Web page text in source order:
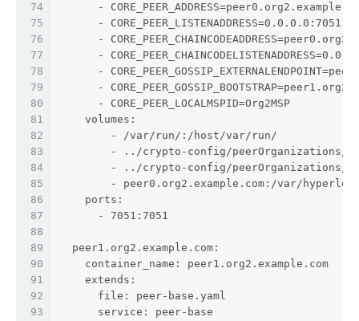
74
75
76
77
78
79
80
81
82
83
84
85
86
87
88
89
90
91
92
93
-
      - CORE_PEER_LISTENADDRESS=0.0.0.0:7051
-
-
-
-
      - CORE_PEER_LOCALMSPID=Org2MSP
    volumes:
        - /var/run/:/host/var/run/
- ../crypto-config/peerOrganizations/
- ../crypto-config/peerOrganizations/
- peer0.org2.example.com:/var/
    ports:
      - 7051:7051
  peer1.org2.example.com:
    container_name: peer1.org2.example.com
    extends:
      file: peer-base.yaml
      service: peer-base